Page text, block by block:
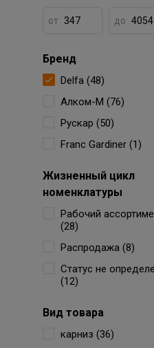
от до
Бренд
Delfa (48)
Алком-М (76)
Рускар (50)
Franc Gardiner (1)
Жизненный цикл
номенклатуры
Рабочий
(28)
Распродажа (8)
Статус не
(12)
Вид товара
карниз (36)